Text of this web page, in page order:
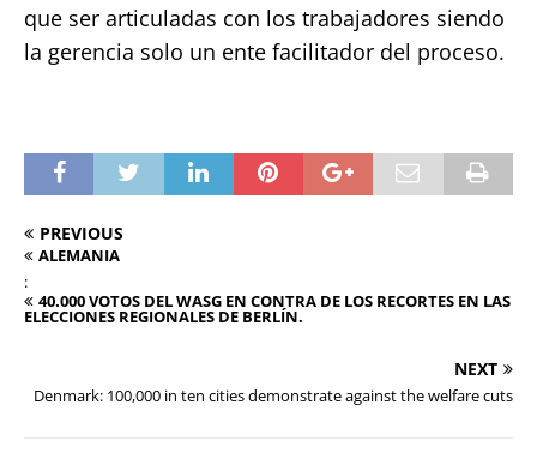
que ser articuladas con los trabajadores siendo
la gerencia solo un ente facilitador del proceso.
PREVIOUS
ALEMANIA
:
40.000 VOTOS DEL WASG EN CONTRA DE LOS RECORTES EN LAS
ELECCIONES REGIONALES DE BERLÍN.
NEXT
Denmark: 100,000 in ten cities demonstrate against the welfare cuts